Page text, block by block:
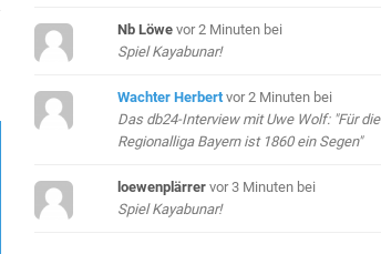
Nb Löwe vor 2 Minuten bei
Spiel Kayabunar!
Wachter Herbert vor 2 Minuten bei
Das db24-Interview mit Uwe Wolf: "Für die
Regionalliga Bayern ist 1860 ein Segen"
loewenplärrer vor 3 Minuten bei
Spiel Kayabunar!